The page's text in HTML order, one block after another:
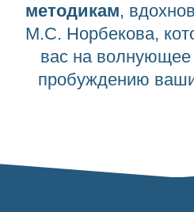
методикам,
М.С. Норбекова,
вас на
пробуждению